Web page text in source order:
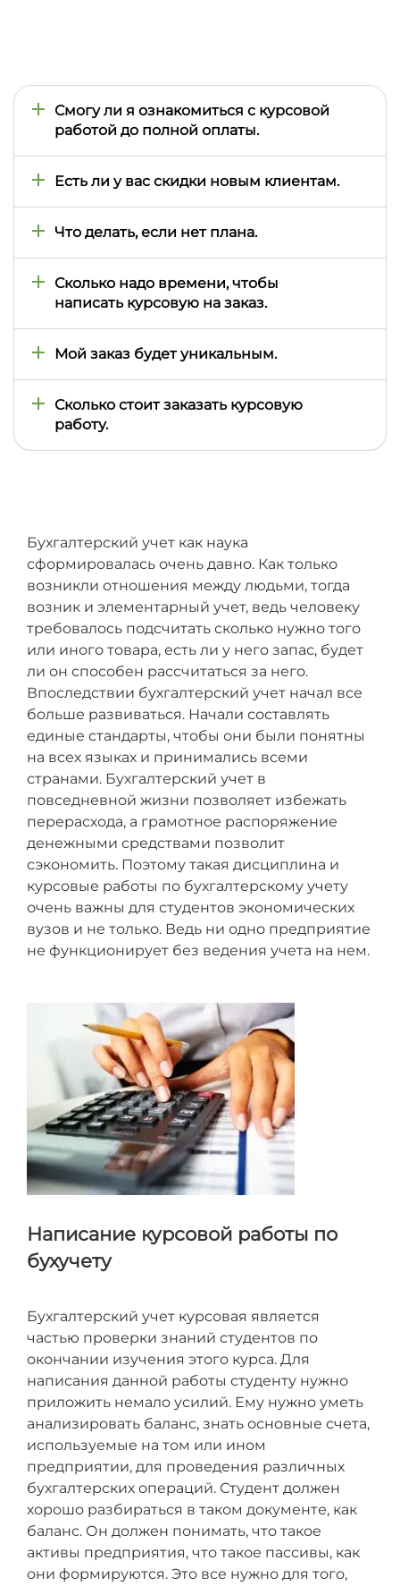
Смогу ли я ознакомиться с курсовой
работой до полной оплаты.
стоимость, только после того как они ознакомятся
Есть ли у вас скидки новым клиентам.
получить скидку 15 процентов для каждого из вас,
постоянным клиентам.
Что делать, если нет плана.
заверить у вашего преподавателя.
Сколько надо времени, чтобы
написать курсовую на заказ.
волнуйтесь, мы сможем решить эту проблему.
Мой заказ будет уникальным.
Сколько стоит заказать курсовую
работу.
Бухгалтерский учет как наука
сформировалась очень давно. Как только
возникли отношения между людьми, тогда
возник и элементарный учет, ведь человеку
требовалось подсчитать сколько нужно того
или иного товара, есть ли у него запас, будет
ли он способен рассчитаться за него.
Впоследствии бухгалтерский учет начал все
больше развиваться. Начали составлять
единые стандарты, чтобы они были понятны
на всех языках и принимались всеми
странами. Бухгалтерский учет в
повседневной жизни позволяет избежать
перерасхода, а грамотное распоряжение
денежными средствами позволит
сэкономить. Поэтому такая дисциплина и
курсовые работы по бухгалтерскому учету
очень важны для студентов экономических
вузов и не только. Ведь ни одно предприятие
не функционирует без ведения учета на нем.
Написание курсовой работы по
бухучету
Бухгалтерский учет курсовая является
частью проверки знаний студентов по
окончании изучения этого курса. Для
написания данной работы студенту нужно
приложить немало усилий. Ему нужно уметь
анализировать баланс, знать основные счета,
используемые на том или ином
предприятии, для проведения различных
бухгалтерских операций. Студент должен
хорошо разбираться в таком документе, как
баланс. Он должен понимать, что такое
активы предприятия, что такое пассивы, как
они формируются. Это все нужно для того,